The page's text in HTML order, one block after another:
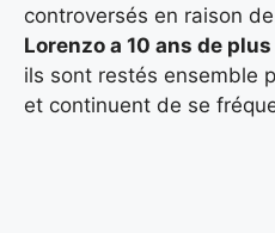
controversés en raison
Lorenzo a 10 ans de
ils sont restés ensemble
et continuent de se